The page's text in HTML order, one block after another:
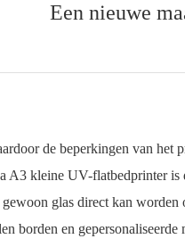
Een nieuwe
de beperkingen van het
A3 kleine UV-flatbedprinter
glas direct kan worden
borden en